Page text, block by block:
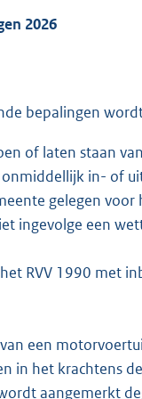
2026
bepalingen
of laten staan
in- of
gelegen
ingevolge een
RVV 1990 met
een
in het krachtens
aangemerkt